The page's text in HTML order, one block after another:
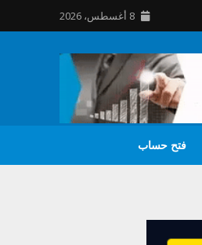
8 أغسطس، 2026
فتح حساب